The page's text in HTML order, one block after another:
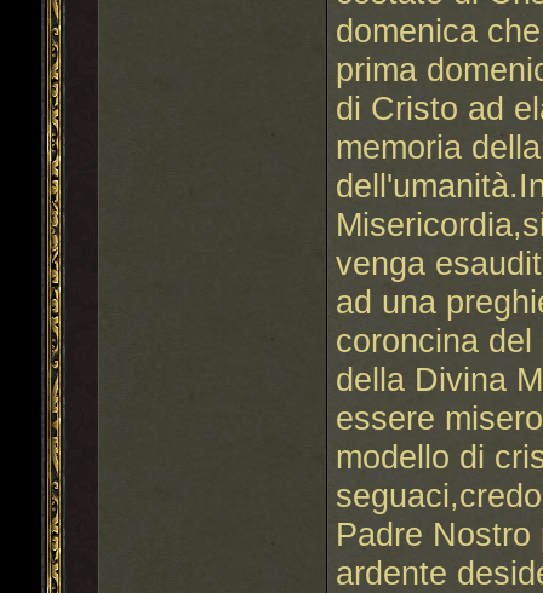
domenica
prima
di Cristo ad
memoria
venga
ad una
coroncina
della Divina
essere
modello di
Padre
ardente